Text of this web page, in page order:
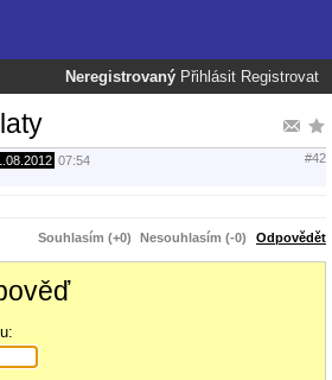
Neregistrovaný Přihlásit Registrovat
07:54 #42
Souhlasím (+0) Nesouhlasím (-0) Odpovědět